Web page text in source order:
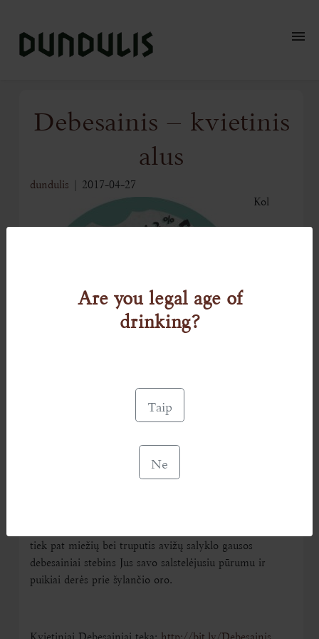
Produktai
Naujienos
Alaus istorijos
Debesainis – kvietinis
alus
dundulis
2017-04-27
Kol
gaivūs pavasariniai vėjai vaikė niūrius debesis po
dangų, Dundulio bravoriai subrandino išties kitokį –
šviesų, ryškų, lengvą kviečio debesainį. Dabar atėjo
pats metas išleisti šį šviesuolį Lietuvos padangėn.
tiek pat miežių bei truputis avižų salyklo gausos
debesainiai stebins Jus savo salstelėjusiu pūrumu ir
puikiai derės prie šylančio oro.
Kvietiniai Debesainiai teka: http://bit.ly/Debesainis
Are you legal age of
drinking?
Taip
Ne